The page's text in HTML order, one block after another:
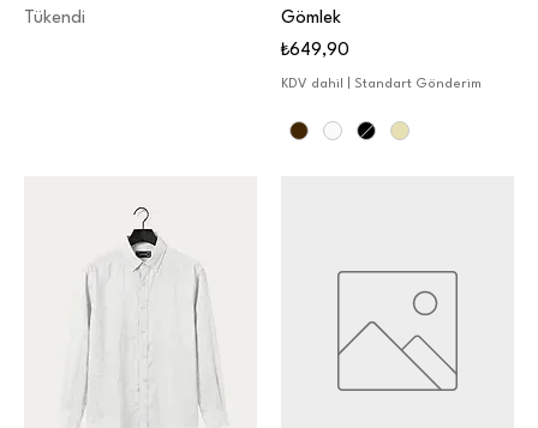
Tükendi
Gömlek
Fiyat
₺649,90
KDV dahil Standart Gönderim